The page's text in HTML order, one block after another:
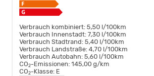
Verbrauch kombiniert: 5,50 l/100km
Verbrauch Innenstadt: 7,30 l/100km
Verbrauch Stadtrand: 5,40 l/100km
Verbrauch Landstraße: 4,70 l/100km
Verbrauch Autobahn: 5,60 l/100km
CO2-Emissionen: 145,00 g/km
CO2-Klasse: E